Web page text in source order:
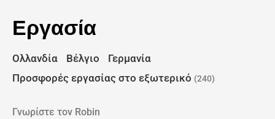
Εργασία
Ολλανδία Βέλγιο
Γερμανία
Προσφορές εργασίας στο εξωτερικό (240)
Γνωρίστε τον Robin